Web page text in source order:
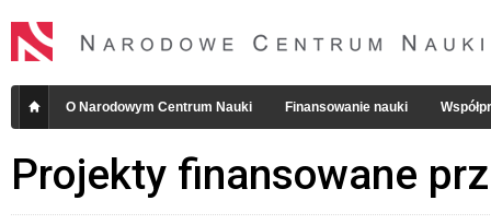
O Narodowym Centrum Nauki Finansowanie nauki
Projekty finansowane